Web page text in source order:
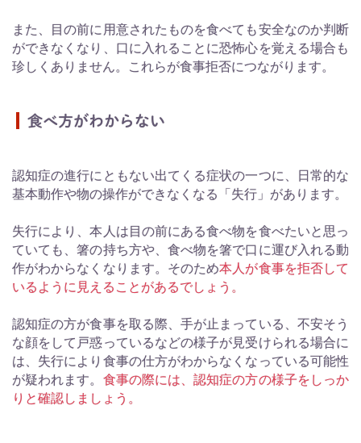
また、目の前に用意されたものを食べても安全なのか判断
ができなくなり、口に入れることに恐怖心を覚える場合も
珍しくありません。これらが食事拒否につながります。
食べ方がわからない
認知症の進行にともない出てくる症状の一つに、日常的な
基本動作や物の操作ができなくなる「失行」があります。
失行により、本人は目の前にある食べ物を食べたいと思っ
ていても、箸の持ち方や、食べ物を箸で口に運び入れる動
作がわからなくなります。そのため本人が食事を拒否して
いるように見えることがあるでしょう。
認知症の方が食事を取る際、手が止まっている、不安そう
な顔をして戸惑っているなどの様子が見受けられる場合に
は、失行により食事の仕方がわからなくなっている可能性
が疑われます。 食事の際には、認知症の方の様子をしっか
りと確認しましょう。